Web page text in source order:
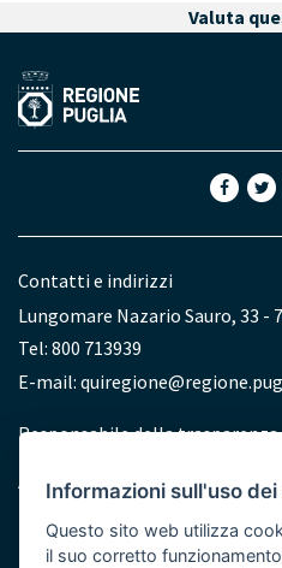
Valuta
Contatti e indirizzi
Lungomare Nazario Sauro, 33 -
Tel: 800 713939
E-mail:
Redazione
Responsabile della trasparenza
Accessibilità
Informazioni sull'uso
Questo sito web utilizza
il suo corretto